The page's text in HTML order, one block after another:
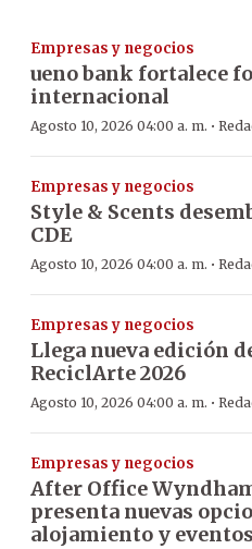
Empresas y negocios
ueno bank fortalece
internacional
Agosto 10, 2026 04:00 a. m. ·
Empresas y negocios
Style & Scents
CDE
Agosto 10, 2026 04:00 a. m. ·
Empresas y negocios
Llega nueva edición
ReciclArte 2026
Agosto 10, 2026 04:00 a. m. ·
Empresas y negocios
After Office
presenta nuevas
alojamiento y eventos